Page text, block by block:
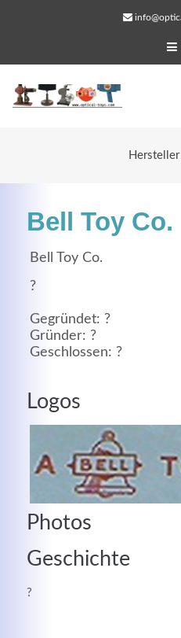
Bell Toy Co.
Bell Toy Co.
?
Gegründet: ?
Gründer: ?
Geschlossen: ?
Logos
Photos
Geschichte
?
Lorem ipsum dolor sit
elit. Aenean